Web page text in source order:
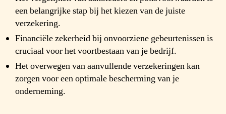
een belangrijke stap bij het kiezen van de juiste
verzekering.
Financiële zekerheid bij onvoorziene gebeurtenissen is
cruciaal voor het voortbestaan van je bedrijf.
Het overwegen van aanvullende verzekeringen kan
zorgen voor een optimale bescherming van je
onderneming.